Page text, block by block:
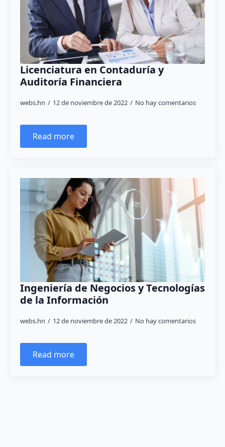
Licenciatura en Contaduría y
Auditoría Financiera
webs.hn 12 de noviembre de 2022 No hay comentarios
Read more
Ingeniería de Negocios y Tecnologías
de la Información
webs.hn 12 de noviembre de 2022 No hay comentarios
Read more